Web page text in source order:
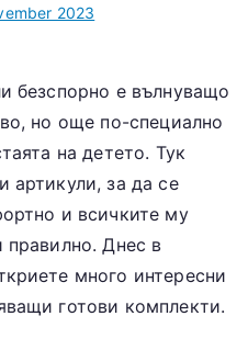
2023
безспорно е вълнуващо
но още по-специално
на детето. Тук
артикули, за да се
и всичките му
правилно. Днес в
много интересни
готови комплекти.